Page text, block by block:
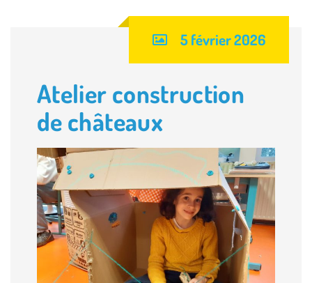
5 février 2026
Atelier construction
de châteaux